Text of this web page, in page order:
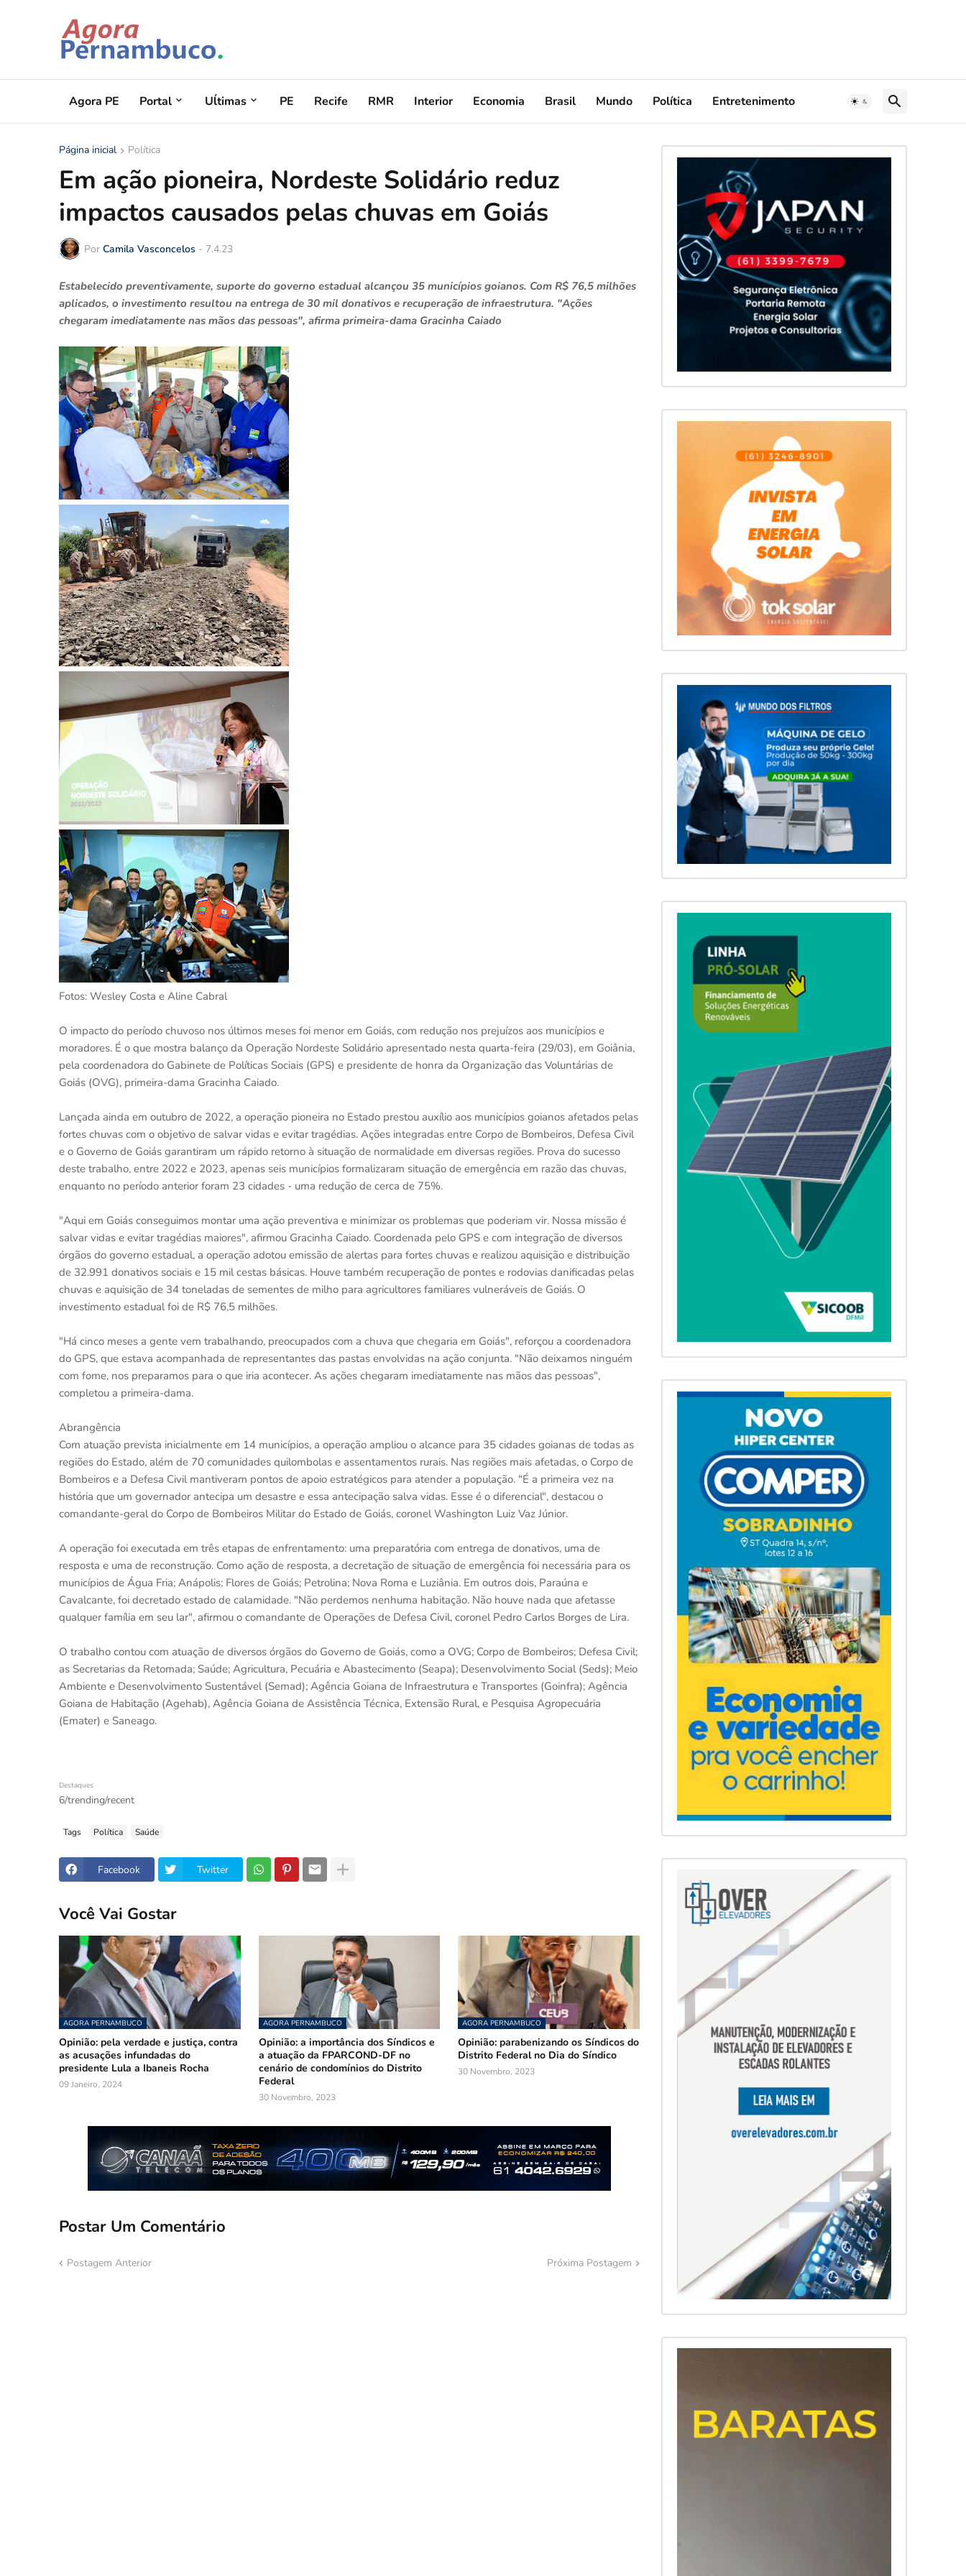
Agora PE Portal Uĺtimas PE Recife RMR Interior Economia Brasil Mundo Política Entretenimento
Página inicial Política
Em ação pioneira, Nordeste Solidário reduz
impactos causados pelas chuvas em Goiás
Por Camila Vasconcelos - 7.4.23
Estabelecido preventivamente, suporte do governo estadual alcançou 35 municípios goianos. Com R$ 76,5 milhões
aplicados, o investimento resultou na entrega de 30 mil donativos e recuperação de infraestrutura. "Ações
chegaram imediatamente nas mãos das pessoas", afirma primeira-dama Gracinha Caiado
Fotos: Wesley Costa e Aline Cabral
O impacto do período chuvoso nos últimos meses foi menor em Goiás, com redução nos prejuízos aos municípios e
moradores. É o que mostra balanço da Operação Nordeste Solidário apresentado nesta quarta-feira (29/03), em Goiânia,
pela coordenadora do Gabinete de Políticas Sociais (GPS) e presidente de honra da Organização das Voluntárias de
Goiás (OVG), primeira-dama Gracinha Caiado.
Lançada ainda em outubro de 2022, a operação pioneira no Estado prestou auxílio aos municípios goianos afetados pelas
fortes chuvas com o objetivo de salvar vidas e evitar tragédias. Ações integradas entre Corpo de Bombeiros, Defesa Civil
e o Governo de Goiás garantiram um rápido retorno à situação de normalidade em diversas regiões. Prova do sucesso
deste trabalho, entre 2022 e 2023, apenas seis municípios formalizaram situação de emergência em razão das chuvas,
enquanto no período anterior foram 23 cidades - uma redução de cerca de 75%.
"Aqui em Goiás conseguimos montar uma ação preventiva e minimizar os problemas que poderiam vir. Nossa missão é
salvar vidas e evitar tragédias maiores", afirmou Gracinha Caiado. Coordenada pelo GPS e com integração de diversos
órgãos do governo estadual, a operação adotou emissão de alertas para fortes chuvas e realizou aquisição e distribuição
de 32.991 donativos sociais e 15 mil cestas básicas. Houve também recuperação de pontes e rodovias danificadas pelas
chuvas e aquisição de 34 toneladas de sementes de milho para agricultores familiares vulneráveis de Goiás. O
investimento estadual foi de R$ 76,5 milhões.
"Há cinco meses a gente vem trabalhando, preocupados com a chuva que chegaria em Goiás", reforçou a coordenadora
do GPS, que estava acompanhada de representantes das pastas envolvidas na ação conjunta. "Não deixamos ninguém
com fome, nos preparamos para o que iria acontecer. As ações chegaram imediatamente nas mãos das pessoas",
completou a primeira-dama.
Abrangência
Com atuação prevista inicialmente em 14 municípios, a operação ampliou o alcance para 35 cidades goianas de todas as
regiões do Estado, além de 70 comunidades quilombolas e assentamentos rurais. Nas regiões mais afetadas, o Corpo de
Bombeiros e a Defesa Civil mantiveram pontos de apoio estratégicos para atender a população. "É a primeira vez na
história que um governador antecipa um desastre e essa antecipação salva vidas. Esse é o diferencial", destacou o
comandante-geral do Corpo de Bombeiros Militar do Estado de Goiás, coronel Washington Luiz Vaz Júnior.
A operação foi executada em três etapas de enfrentamento: uma preparatória com entrega de donativos, uma de
resposta e uma de reconstrução. Como ação de resposta, a decretação de situação de emergência foi necessária para os
municípios de Água Fria; Anápolis; Flores de Goiás; Petrolina; Nova Roma e Luziânia. Em outros dois, Paraúna e
Cavalcante, foi decretado estado de calamidade. "Não perdemos nenhuma habitação. Não houve nada que afetasse
qualquer família em seu lar", afirmou o comandante de Operações de Defesa Civil, coronel Pedro Carlos Borges de Lira.
O trabalho contou com atuação de diversos órgãos do Governo de Goiás, como a OVG; Corpo de Bombeiros; Defesa Civil;
as Secretarias da Retomada; Saúde; Agricultura, Pecuária e Abastecimento (Seapa); Desenvolvimento Social (Seds); Meio
Ambiente e Desenvolvimento Sustentável (Semad); Agência Goiana de Infraestrutura e Transportes (Goinfra); Agência
Goiana de Habitação (Agehab), Agência Goiana de Assistência Técnica, Extensão Rural, e Pesquisa Agropecuária
(Emater) e Saneago.
Destaques
6/trending/recent
Tags Política Saúde
Facebook Twitter
Você Vai Gostar
AGORA PERNAMBUCO
Opinião: pela verdade e justiça, contra
as acusações infundadas do
presidente Lula a Ibaneis Rocha
09 Janeiro, 2024
AGORA PERNAMBUCO
Opinião: a importância dos Síndicos e
a atuação da FPARCOND-DF no
cenário de condomínios do Distrito
Federal
30 Novembro, 2023
AGORA PERNAMBUCO
Opinião: parabenizando os Síndicos do
Distrito Federal no Dia do Síndico
30 Novembro, 2023
Postar Um Comentário
Postagem Anterior Próxima Postagem